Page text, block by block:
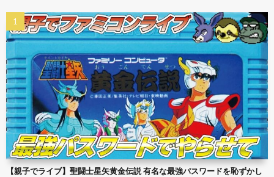
【親子でライブ】聖闘士星矢黄金伝説 有名な最強パスワードを恥ずかし